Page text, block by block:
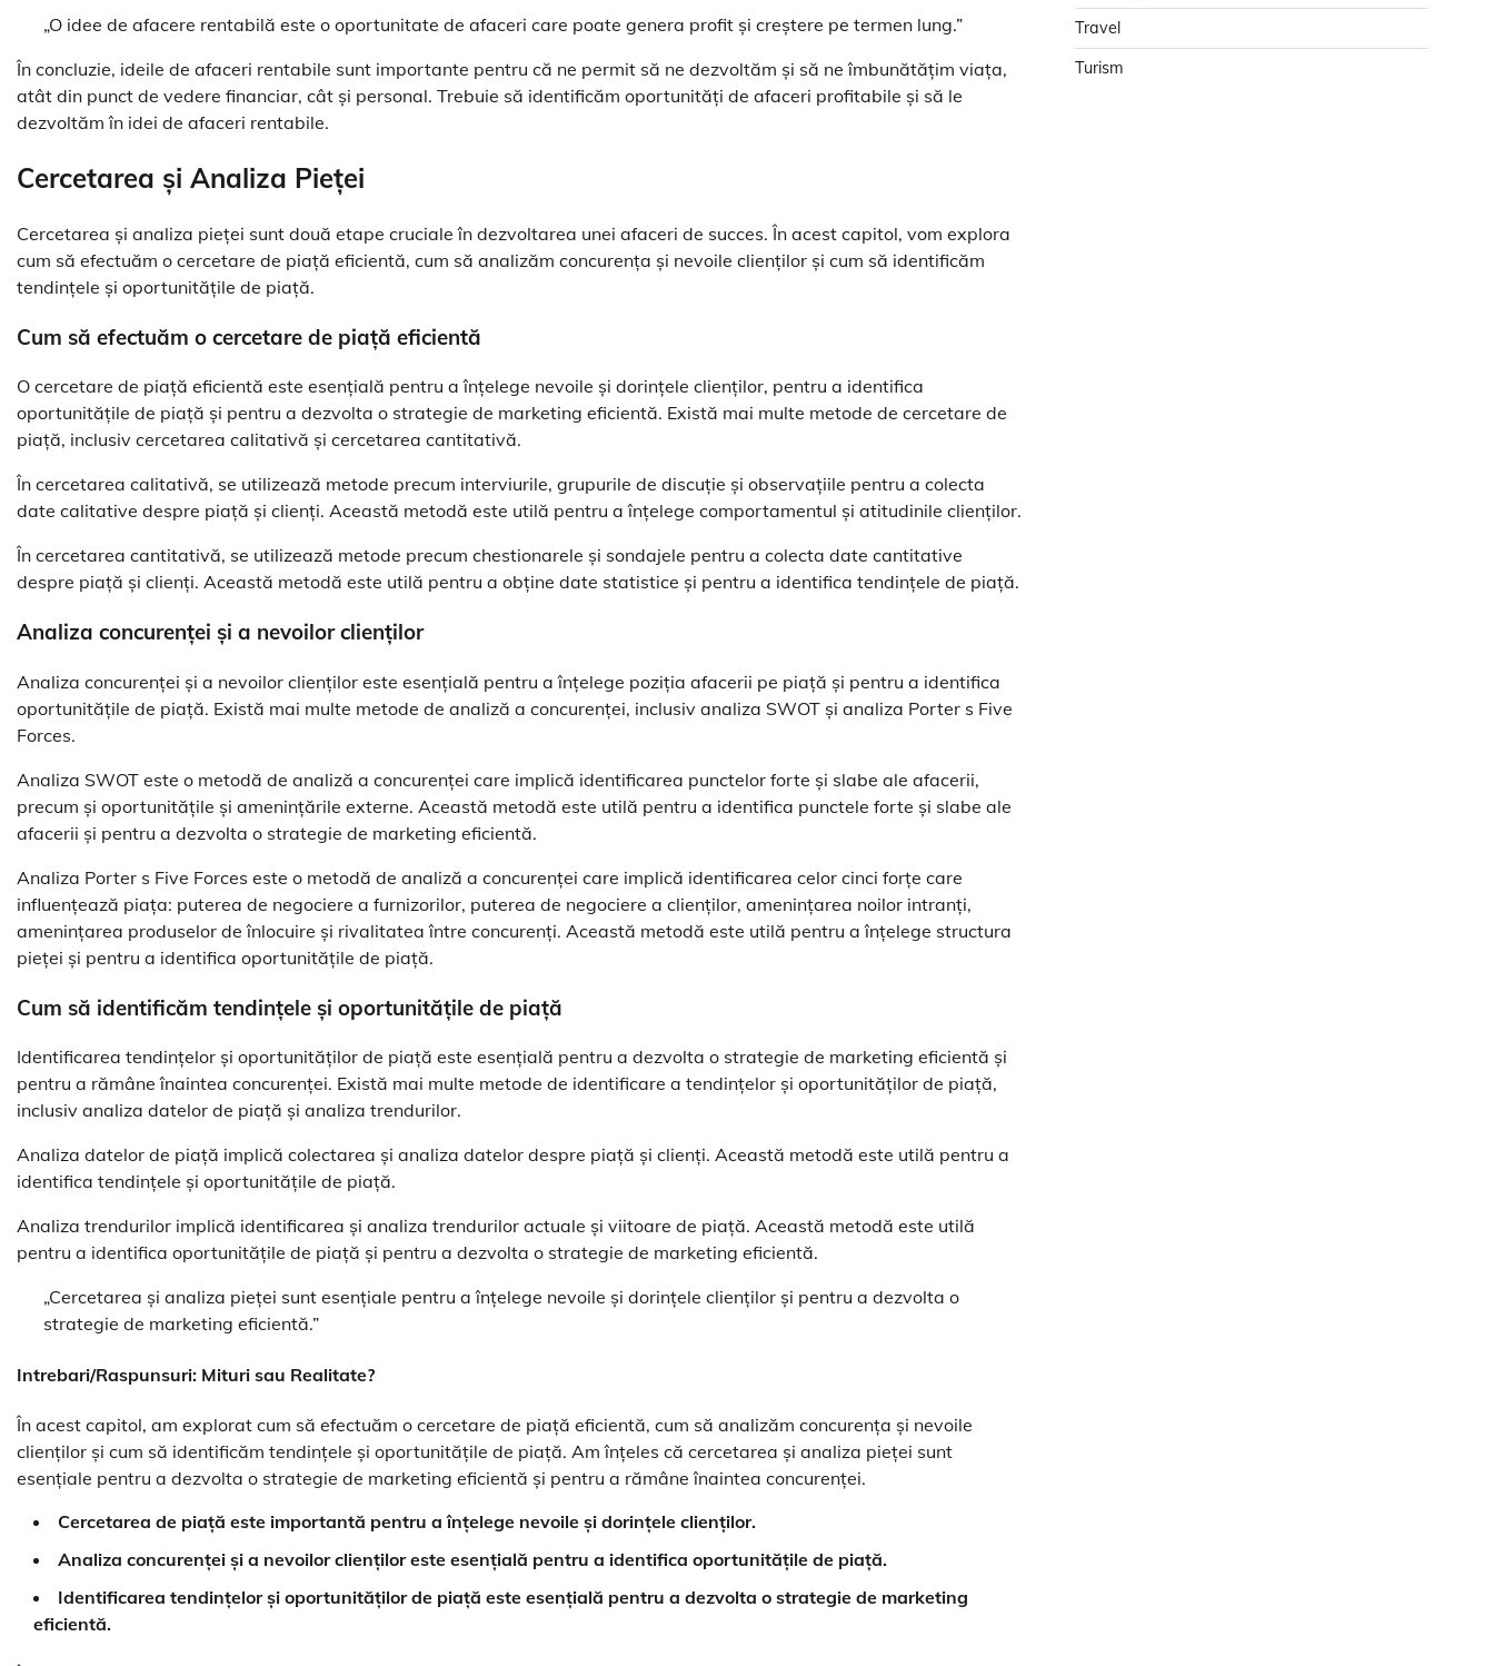
„O idee de afacere rentabilă este o oportunitate de afaceri care poate genera profit și creștere pe termen lung.”
În concluzie, ideile de afaceri rentabile sunt importante pentru că ne permit să ne dezvoltăm și să ne îmbunătățim viața,
atât din punct de vedere financiar, cât și personal. Trebuie să identificăm oportunități de afaceri profitabile și să le
dezvoltăm în idei de afaceri rentabile.
Cercetarea și Analiza Pieței
Cercetarea și analiza pieței sunt două etape cruciale în dezvoltarea unei afaceri de succes. În acest capitol, vom explora
cum să efectuăm o cercetare de piață eficientă, cum să analizăm concurența și nevoile clienților și cum să identificăm
tendințele și oportunitățile de piață.
Cum să efectuăm o cercetare de piață eficientă
O cercetare de piață eficientă este esențială pentru a înțelege nevoile și dorințele clienților, pentru a identifica
oportunitățile de piață și pentru a dezvolta o strategie de marketing eficientă. Există mai multe metode de cercetare de
piață, inclusiv cercetarea calitativă și cercetarea cantitativă.
În cercetarea calitativă, se utilizează metode precum interviurile, grupurile de discuție și observațiile pentru a colecta
date calitative despre piață și clienți. Această metodă este utilă pentru a înțelege comportamentul și atitudinile clienților.
În cercetarea cantitativă, se utilizează metode precum chestionarele și sondajele pentru a colecta date cantitative
despre piață și clienți. Această metodă este utilă pentru a obține date statistice și pentru a identifica tendințele de piață.
Analiza concurenței și a nevoilor clienților
Analiza concurenței și a nevoilor clienților este esențială pentru a înțelege poziția afacerii pe piață și pentru a identifica
oportunitățile de piață. Există mai multe metode de analiză a concurenței, inclusiv analiza SWOT și analiza Porter s Five
Forces.
Analiza SWOT este o metodă de analiză a concurenței care implică identificarea punctelor forte și slabe ale afacerii,
precum și oportunitățile și amenințările externe. Această metodă este utilă pentru a identifica punctele forte și slabe ale
afacerii și pentru a dezvolta o strategie de marketing eficientă.
Analiza Porter s Five Forces este o metodă de analiză a concurenței care implică identificarea celor cinci forțe care
influențează piața: puterea de negociere a furnizorilor, puterea de negociere a clienților, amenințarea noilor intranți,
amenințarea produselor de înlocuire și rivalitatea între concurenți. Această metodă este utilă pentru a înțelege structura
pieței și pentru a identifica oportunitățile de piață.
Cum să identificăm tendințele și oportunitățile de piață
Identificarea tendințelor și oportunităților de piață este esențială pentru a dezvolta o strategie de marketing eficientă și
pentru a rămâne înaintea concurenței. Există mai multe metode de identificare a tendințelor și oportunităților de piață,
inclusiv analiza datelor de piață și analiza trendurilor.
Analiza datelor de piață implică colectarea și analiza datelor despre piață și clienți. Această metodă este utilă pentru a
identifica tendințele și oportunitățile de piață.
Analiza trendurilor implică identificarea și analiza trendurilor actuale și viitoare de piață. Această metodă este utilă
pentru a identifica oportunitățile de piață și pentru a dezvolta o strategie de marketing eficientă.
„Cercetarea și analiza pieței sunt esențiale pentru a înțelege nevoile și dorințele clienților și pentru a dezvolta o
strategie de marketing eficientă.”
Intrebari/Raspunsuri: Mituri sau Realitate?
În acest capitol, am explorat cum să efectuăm o cercetare de piață eficientă, cum să analizăm concurența și nevoile
clienților și cum să identificăm tendințele și oportunitățile de piață. Am înțeles că cercetarea și analiza pieței sunt
esențiale pentru a dezvolta o strategie de marketing eficientă și pentru a rămâne înaintea concurenței.
Cercetarea de piață este importantă pentru a înțelege nevoile și dorințele clienților.
Analiza concurenței și a nevoilor clienților este esențială pentru a identifica oportunitățile de piață.
Identificarea tendințelor și oportunităților de piață este esențială pentru a dezvolta o strategie de marketing
eficientă.
Travel
Turism